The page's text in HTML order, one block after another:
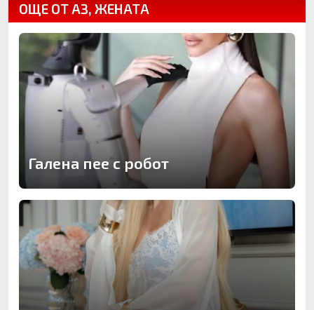
ОЩЕ ОТ АЗ, ЖЕНАТА
Галена пее с робот